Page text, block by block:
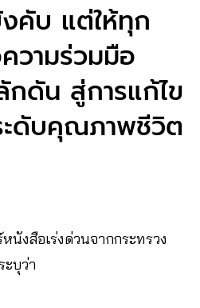
คับ แต่ให้ทุก
วามร่วมมือ
ดัน สู่การแก้ไข
ดับคุณภาพชีวิต
นังสือเร่งด่วนจากกระทรวง
ะบุว่า